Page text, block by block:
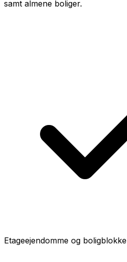
samt almene boliger.
Etageejendomme og boligblokke